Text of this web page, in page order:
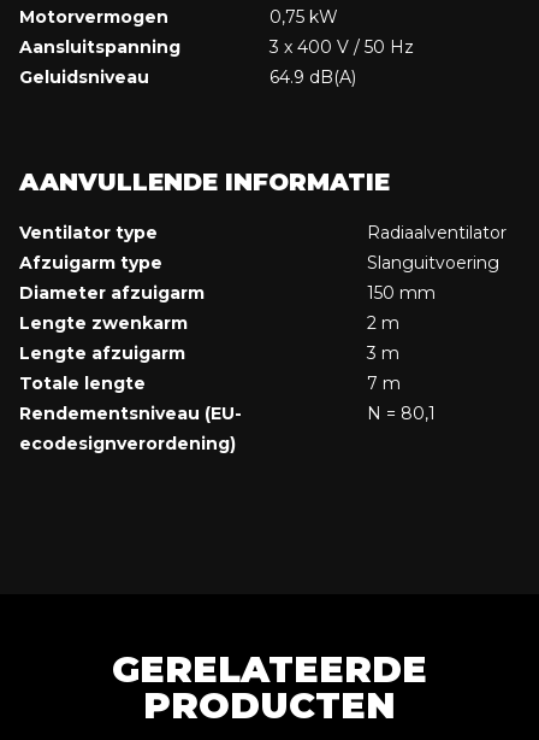
Motorvermogen
0,75 kW
Aansluitspanning
3 x 400 V / 50 Hz
Geluidsniveau
64.9 dB(A)
AANVULLENDE INFORMATIE
Ventilator type
Radiaalventilator
Afzuigarm type
Slanguitvoering
Diameter afzuigarm
150 mm
Lengte zwenkarm
2 m
Lengte afzuigarm
3 m
Totale lengte
7 m
Rendementsniveau (EU-
ecodesignverordening)
N = 80,1
GERELATEERDE
PRODUCTEN